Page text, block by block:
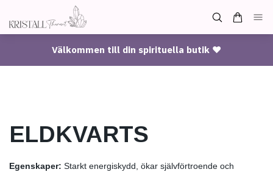
Välkommen till din spirituella butik ♥
ELDKVARTS
Egenskaper: Starkt energiskydd, ökar självförtroende och